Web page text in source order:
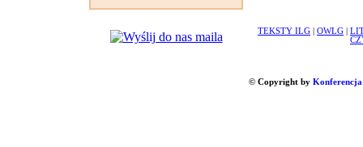
TEKSTY ILG OWLG
© Copyright by Konferencja